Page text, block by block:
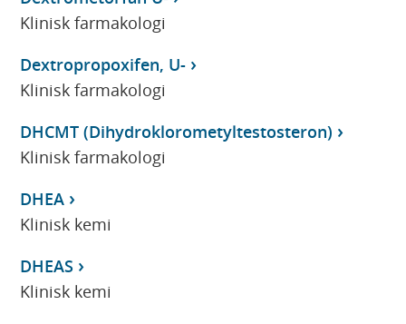
Klinisk farmakologi
Dextropropoxifen, U-
Klinisk farmakologi
DHCMT (Dihydroklorometyltestosteron)
Klinisk farmakologi
DHEA
Klinisk kemi
DHEAS
Klinisk kemi